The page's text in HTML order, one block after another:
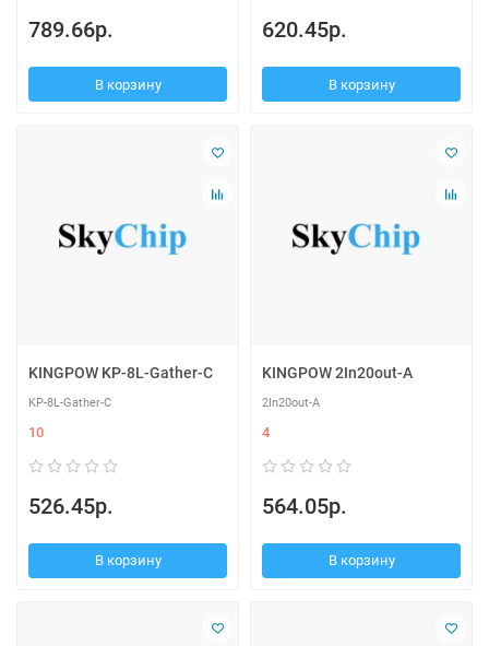
789.66р.
В корзину
620.45р.
В корзину
KINGPOW KP-8L-Gather-C
KP-8L-Gather-C
10
526.45р.
В корзину
KINGPOW 2In20out-A
2In20out-A
4
564.05р.
В корзину